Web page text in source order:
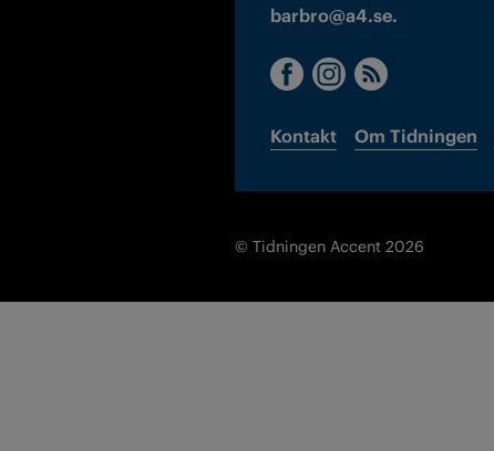
barbro@a4.se.
Kontakt Om Tidningen
© Tidningen Accent 2026